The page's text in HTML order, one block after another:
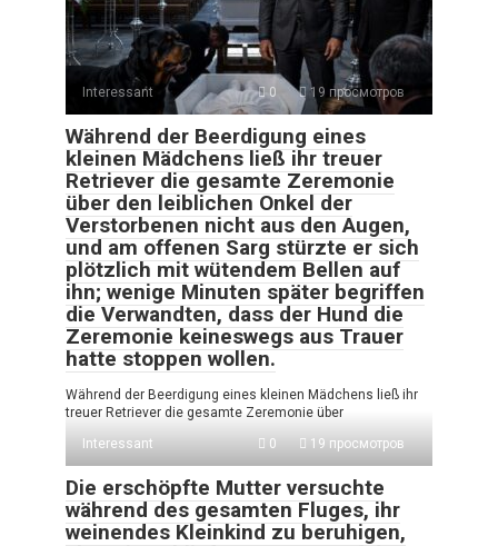
Interessant 0 19 просмотров
Während der Beerdigung eines
kleinen Mädchens ließ ihr treuer
Retriever die gesamte Zeremonie
über den leiblichen Onkel der
Verstorbenen nicht aus den Augen,
und am offenen Sarg stürzte er sich
plötzlich mit wütendem Bellen auf
ihn; wenige Minuten später begriffen
die Verwandten, dass der Hund die
Zeremonie keineswegs aus Trauer
hatte stoppen wollen.
Während der Beerdigung eines kleinen Mädchens ließ ihr
treuer Retriever die gesamte Zeremonie über
Interessant
0 19 просмотров
Die erschöpfte Mutter versuchte
während des gesamten Fluges, ihr
weinendes Kleinkind zu beruhigen,